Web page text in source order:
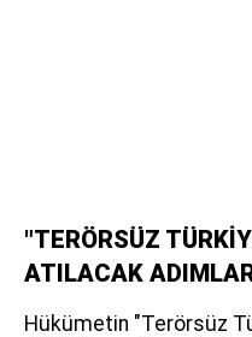
"TERÖRSÜZ
ATILACAK
Hükümetin "Terörsüz